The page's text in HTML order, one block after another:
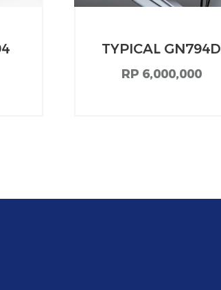
TYPICAL GN794D
RP 6,000,000